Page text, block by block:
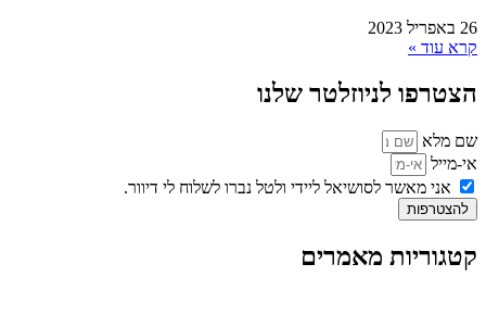
26 באפריל 2023
קרא עוד »
הצטרפו לניוזלטר שלנו
שם מלא
אי-מייל
אני מאשר לסושיאל ליידי ולטל נברו לשלוח לי דיוור.
להצטרפות
קטגוריות מאמרים